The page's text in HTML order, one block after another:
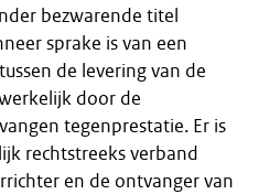
bezwarende titel
sprake is van een
de levering van de
door de
tegenprestatie. Er is
rechtstreeks verband
en de ontvanger van